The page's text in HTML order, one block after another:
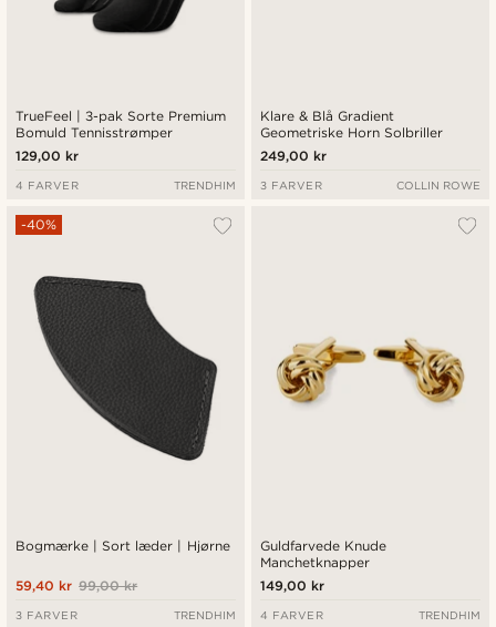
TrueFeel | 3-pak Sorte Premium
Bomuld Tennisstrømper
129,00 kr
4 FARVER TRENDHIM
Klare & Blå Gradient
Geometriske Horn Solbriller
249,00 kr
3 FARVER COLLIN ROWE
Bogmærke | Sort læder | Hjørne
-40%
99,00 kr
59,40 kr
3 FARVER TRENDHIM
Guldfarvede Knude
Manchetknapper
149,00 kr
4 FARVER TRENDHIM